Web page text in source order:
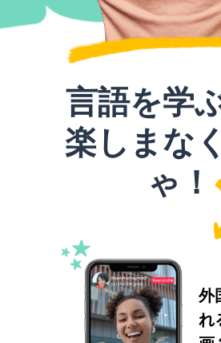
言語を学
楽しまな
ゃ！
外
れ